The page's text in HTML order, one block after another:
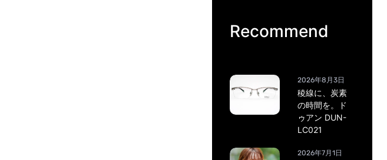
Recommend
2026年8月3日
稜線に、炭素
の時間を。ド
ゥアン DUN-
LC021
2026年7月1日